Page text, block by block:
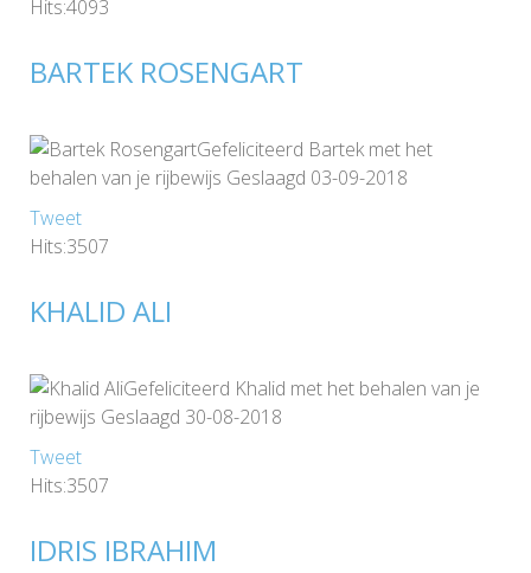
Hits:4093
BARTEK ROSENGART
Gefeliciteerd Bartek met het
behalen van je rijbewijs Geslaagd 03-09-2018
Tweet
Hits:3507
KHALID ALI
Gefeliciteerd Khalid met het behalen van je
rijbewijs Geslaagd 30-08-2018
Tweet
Hits:3507
IDRIS IBRAHIM